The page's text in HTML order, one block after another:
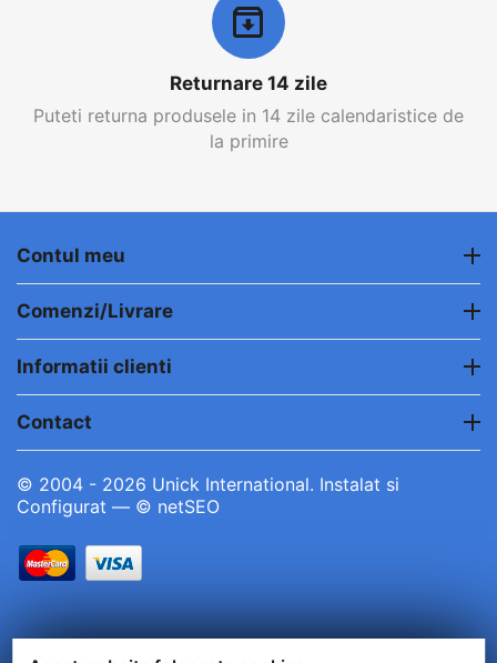
Returnare 14 zile
Puteti returna produsele in 14 zile calendaristice de
la primire
Contul meu
Comenzi/Livrare
Informatii clienti
Contact
© 2004 - 2026 Unick International. Instalat si
Configurat — © netSEO